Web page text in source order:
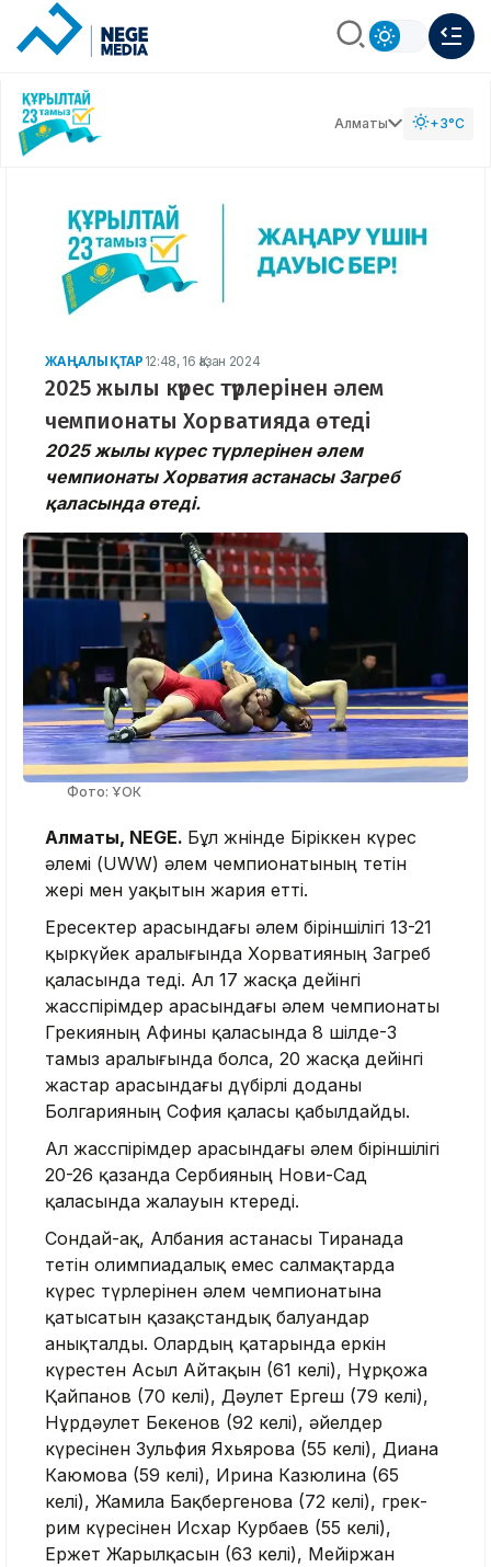
Алматы +3°C
ЖАҢАЛЫҚТАР 12:48, 16 Қазан 2024
2025 жылы күрес түрлерінен әлем
чемпионаты Хорватияда өтеді
2025 жылы күрес түрлерінен әлем
чемпионаты Хорватия астанасы Загреб
қаласында өтеді.
Фото: ҰОК
Алматы, NEGE. Бұл жөнінде Біріккен күрес
әлемі (UWW) әлем чемпионатының өтетін
жері мен уақытын жария етті.
Ересектер арасындағы әлем біріншілігі 13-21
қыркүйек аралығында Хорватияның Загреб
қаласында өтеді. Ал 17 жасқа дейінгі
жасөспірімдер арасындағы әлем чемпионаты
Грекияның Афины қаласында 8 шілде-3
тамыз аралығында болса, 20 жасқа дейінгі
жастар арасындағы дүбірлі доданы
Болгарияның София қаласы қабылдайды.
Ал жасөспірімдер арасындағы әлем біріншілігі
20-26 қазанда Сербияның Нови-Сад
қаласында жалауын көтереді.
Сондай-ақ, Албания астанасы Тиранада
өтетін олимпиадалық емес салмақтарда
күрес түрлерінен әлем чемпионатына
қатысатын қазақстандық балуандар
анықталды. Олардың қатарында еркін
күрестен Асыл Айтақын (61 келі), Нұрқожа
Қайпанов (70 келі), Дәулет Ергеш (79 келі),
Нұрдәулет Бекенов (92 келі), әйелдер
күресінен Зульфия Яхьярова (55 келі), Диана
Каюмова (59 келі), Ирина Казюлина (65
келі), Жамила Бақбергенова (72 келі), грек-
рим күресінен Исхар Курбаев (55 келі),
Ержет Жарылқасын (63 келі), Мейіржан